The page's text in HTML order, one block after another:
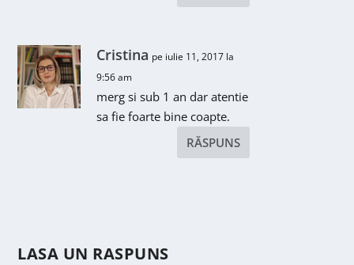
Cristina pe iulie 11, 2017 la
9:56 am
merg si sub 1 an dar atentie
sa fie foarte bine coapte.
RĂSPUNS
LASA UN RASPUNS